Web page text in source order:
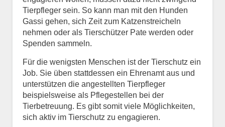
Tierpfleger sein. So kann man mit den Hunden
Gassi gehen, sich Zeit zum Katzenstreicheln
nehmen oder als Tierschützer Pate werden oder
Spenden sammeln.
Für die wenigsten Menschen ist der Tierschutz ein
Job. Sie üben stattdessen ein Ehrenamt aus und
unterstützen die angestellten Tierpfleger
beispielsweise als Pflegestellen bei der
Tierbetreuung. Es gibt somit viele Möglichkeiten,
sich aktiv im Tierschutz zu engagieren.